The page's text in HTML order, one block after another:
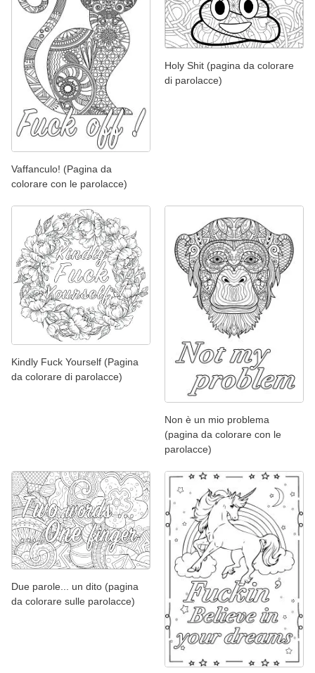
Vaffanculo! (Pagina da
colorare con le parolacce)
Holy Shit (pagina da colorare
di parolacce)
Kindly Fuck Yourself (Pagina
da colorare di parolacce)
Non è un mio problema
(pagina da colorare con le
parolacce)
Due parole... un dito (pagina
da colorare sulle parolacce)